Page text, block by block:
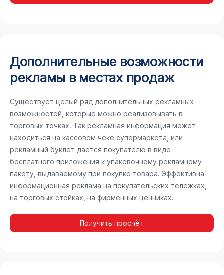
Дополнительные возможности
рекламы в местах продаж
Существует целый ряд дополнительных рекламных
возможностей, которые можно реализовывать в
торговых точках. Так рекламная информация может
находиться на кассовом чеке супермаркета, или
рекламный буклет дается покупателю в виде
бесплатного приложения к упаковочному рекламному
пакету, выдаваемому при покупке товара. Эффективна
информационная реклама на покупательских тележках,
на торговых стойках, на фирменных ценниках.
Получить просчёт